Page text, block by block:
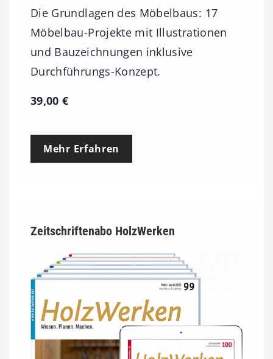
Die Grundlagen des Möbelbaus: 17
Möbelbau-Projekte mit Illustrationen
und Bauzeichnungen inklusive
Durchführungs-Konzept.
39,00€
Mehr Erfahren
Zeitschriftenabo HolzWerken